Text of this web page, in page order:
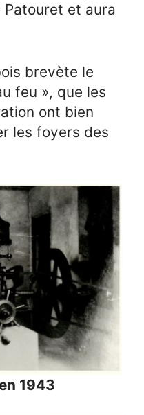
et aura
brevète le
feu », que les
ont bien
les foyers des
1943